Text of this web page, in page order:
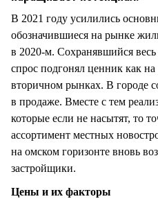
В 2021 году усилились
обозначившиеся на рынке
в 2020-м. Сохранявшийся
спрос подгонял ценник как
вторичном рынках. В городе
в продаже. Вместе с тем
которые если не насытят, то
ассортимент местных
на омском горизонте вновь
застройщики.
Цены и их факторы